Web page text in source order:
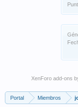
XenForo add-ons
Portal Miembros